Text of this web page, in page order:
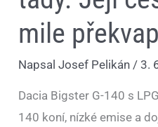
mile
NapsalJosef Pelikán/3.
Dacia Bigster G-140 s
140 koní, nízké emise a